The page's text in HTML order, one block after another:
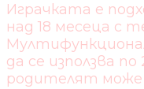
Играчката е
над 18 месеца с
да се използва
родителят